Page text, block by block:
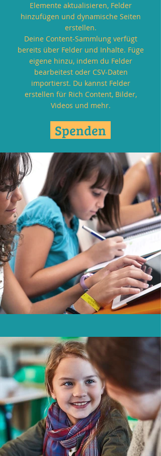
Elemente aktualisieren, Felder
hinzufügen und dynamische Seiten
erstellen.
Deine Content-Sammlung verfügt
bereits über Felder und Inhalte. Füge
eigene hinzu, indem du Felder
bearbeitest oder CSV-Daten
importierst. Du kannst Felder
erstellen für Rich Content, Bilder,
Videos und mehr.
Spenden